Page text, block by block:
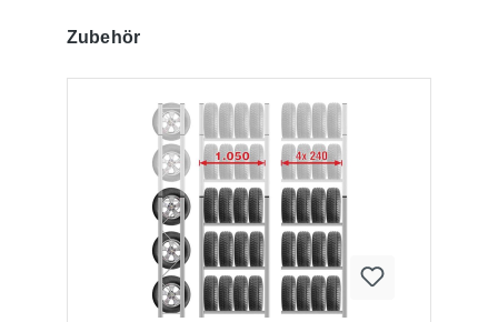
Produktgalerie überspringen
Zubehör